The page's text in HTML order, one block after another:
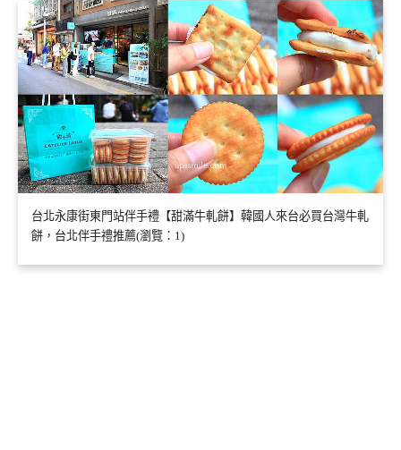
台北永康街東門站伴手禮【甜滿牛軋餅】韓國人來台必買台灣牛軋
餅，台北伴手禮推薦(瀏覽：1)